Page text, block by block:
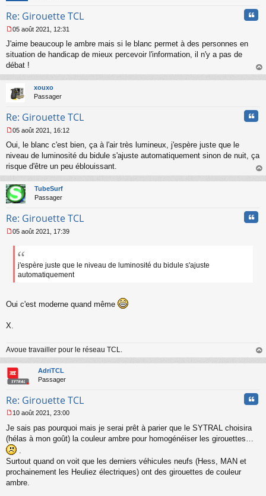
Re: Girouette TCL
e
s
s
g
e
n
n
u
05 août 2021, 12:31
J'aime beaucoup le ambre mais si le blanc permet à des personnes en
situation de handicap de mieux percevoir l'information, il n'y a pas de
débat !
au
xouxo
Passager
Re: Girouette TCL
e
s
s
g
e
n
n
u
05 août 2021, 16:12
Oui, le blanc c'est bien, ça à l'air très lumineux, j'espère juste que le
niveau de luminosité du bidule s'ajuste automatiquement sinon de nuit, ça
risque d'être un peu éblouissant.
au
TubeSurf
Passager
Re: Girouette TCL
e
g
o
l
05 août 2021, 17:39
j'espère juste que le niveau de luminosité du bidule s'ajuste
automatiquement
Oui c'est moderne quand même
X.
Avoue travailler pour le réseau TCL.
au
AdriTCL
Passager
Re: Girouette TCL
e
s
s
a
g
e
n
10 août 2021, 23:00
Je sais pas pourquoi mais je serai prêt à parier que le SYTRAL choisira
(hélas à mon goût) la couleur ambre pour homogénéiser les girouettes…
Surtout quand on voit que les derniers véhicules neufs (Hess, MAN et
prochainement les Heuliez électriques) ont des girouettes de couleur
ambre.